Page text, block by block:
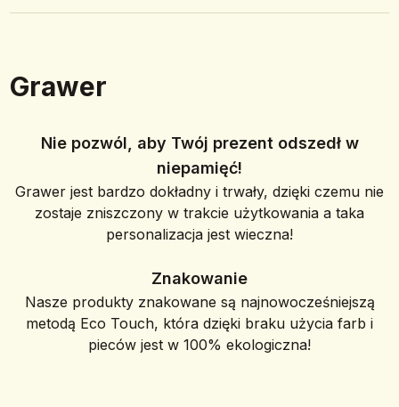
Grawer
Nie pozwól, aby Twój prezent odszedł w
niepamięć!
Grawer jest bardzo dokładny i trwały, dzięki czemu nie
zostaje zniszczony w trakcie użytkowania a taka
personalizacja jest wieczna!
Znakowanie
Nasze produkty znakowane są najnowocześniejszą
metodą Eco Touch, która dzięki braku użycia farb i
pieców jest w 100% ekologiczna!